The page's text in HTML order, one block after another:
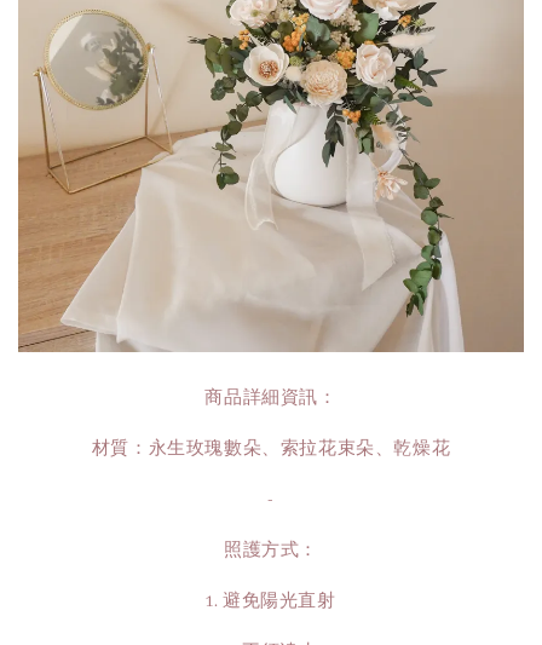
商品詳細資訊：
材質：永生玫瑰數朵、索拉花束朵、乾燥花
-
照護方式：
1. 避免陽光直射